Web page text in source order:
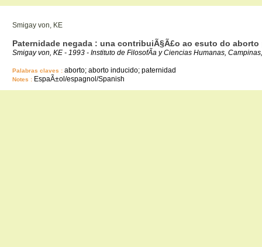
Smigay von, KE
Paternidade negada : una contribuiÃ§Ã£o ao esuto do
Smigay von, KE - 1993 - Instituto de FilosofÃ­a y Ciencias Humanas,
Palabras claves : aborto; aborto inducido; paternidad
Notes : EspaÃ±ol/espagnol/Spanish